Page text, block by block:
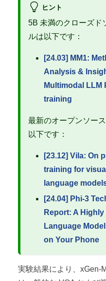
ヒント
5B 未満のクローズド
ルは以下です：
[24.03] MM1:
Analysis &
Multimodal LLM
training
最新のオープンソー
以下です：
[23.12] Vila: On
training for visual
language
[24.04] Phi-3
Report: A
Language
on Your Phone
実験結果により、xGen-